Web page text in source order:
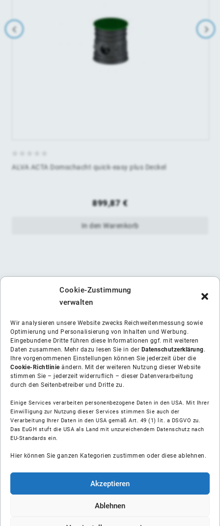
Cookie-Zustimmung
verwalten
Wir analysieren unsere Website zwecks Reichweitenmessung sowie
Optimierung und Personalisierung von Inhalten und Werbung.
Eingebundene Dritte führen diese Informationen ggf. mit weiteren
Daten zusammen. Mehr dazu lesen Sie in der Datenschutzerklärung.
Ihre vorgenommenen Einstellungen können Sie jederzeit über die
Cookie-Richtlinieändern. Mit der weiteren Nutzung dieser Website
stimmen Sie – jederzeit widerruflich – dieser Datenverarbeitung
durch den Seitenbetreiber und Dritte zu.
Einige Services verarbeiten personenbezogene Daten in den USA. Mit Ihrer
Einwilligung zur Nutzung dieser Services stimmen Sie auch der
Verarbeitung Ihrer Daten in den USA gemäß Art. 49 (1) lit. a DSGVO zu.
Das EuGH stuft die USA als Land mit unzureichendem Datenschutz nach
EU-Standards ein.
Hier können Sie ganzen Kategorien zustimmen oder diese ablehnen.
Akzeptieren
Ablehnen
ALVA ACTA Domschacht quick-easy plus Deckel
899,87€
In den Warenkorb
Über uns
Soziale Medien